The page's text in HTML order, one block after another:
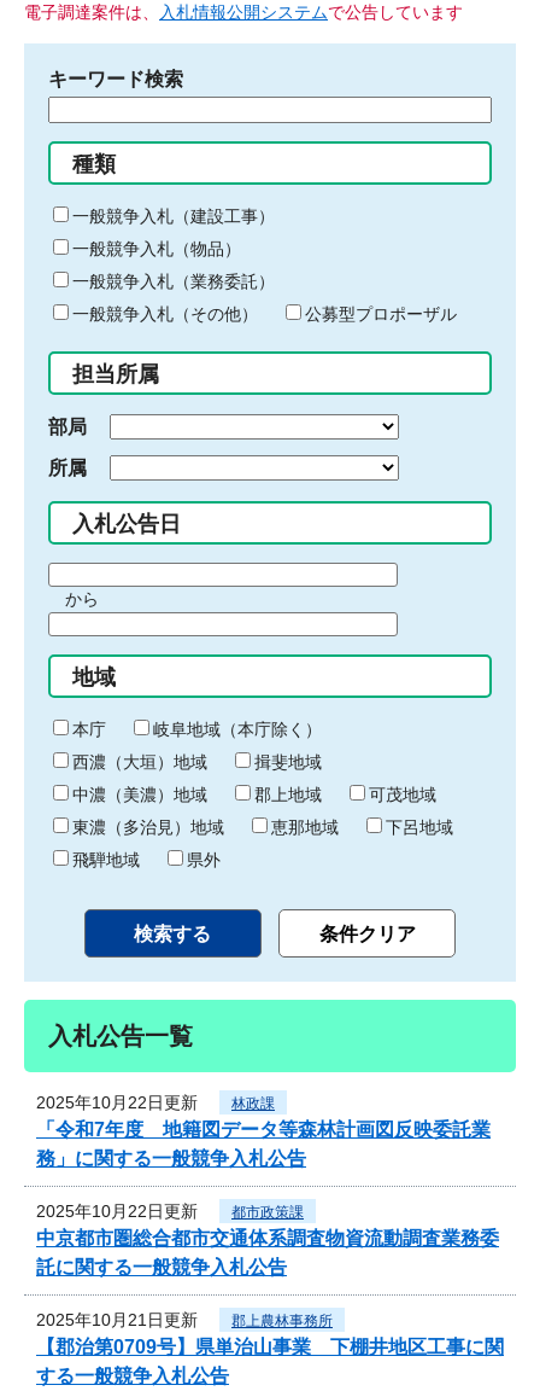
電子調達案件は、 入札情報公開システムで公告しています
キーワード検索
る
キ
ー
ワ
ー
ド
入
力
種類
一般競争入札（建設工事）
一般競争入札（物品）
一般競争入札（業務委託）
一般競争入札（その他）
公募型プロポーザル
担当所属
部局
所属
入札公告日
間
始
り
から
間
終
わ
り
地域
本庁
岐阜地域（本庁除く）
西濃（大垣）地域
揖斐地域
中濃（美濃）地域
郡上地域
可茂地域
東濃（多治見）地域
恵那地域
下呂地域
飛騨地域
県外
入札公告一覧
2025年10月22日更新 林政課
「令和7年度 地籍図データ等森林計画図反映委託業
務」に関する一般競争入札公告
2025年10月22日更新 都市政策課
中京都市圏総合都市交通体系調査物資流動調査業務委
託に関する一般競争入札公告
2025年10月21日更新 郡上農林事務所
【郡治第0709号】県単治山事業 下棚井地区工事に関
する一般競争入札公告